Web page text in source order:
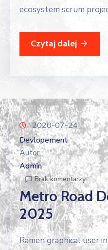
ecosystem scrum
Czytaj dalej
2020-07-24
Devlopement
Autor
Admin
Brak komentarzy
Metro Road
2025
Ramen graphical user